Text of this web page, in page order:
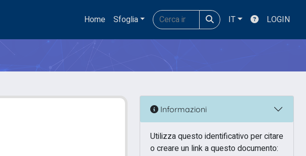
Home Sfoglia IT LOGIN
Informazioni
Utilizza questo identificativo per citare
o creare un link a questo documento: